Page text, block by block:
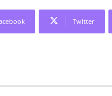
Twitter